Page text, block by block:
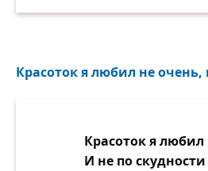
Красоток я любил не
Красоток я любил
И не по